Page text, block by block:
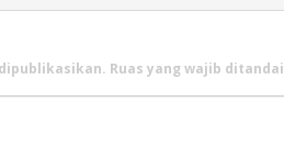
Ruas yang wajib ditandai